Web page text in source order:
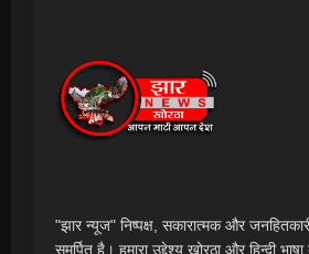
"झार न्यूज" निष्पक्ष, सकारात्मक और
समर्पित है। हमारा उद्देश्य खोरठा और हिन्दी